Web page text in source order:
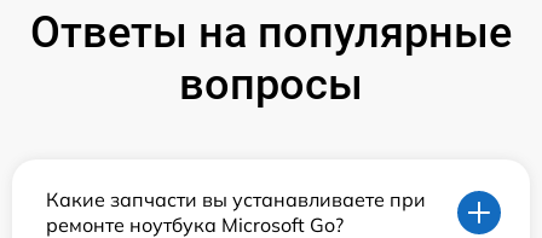
Ответы на популярные
вопросы
Какие запчасти вы устанавливаете при
ремонте ноутбука Microsoft Go?